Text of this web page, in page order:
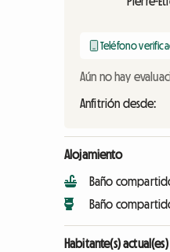
Teléfono
Aún no hay
Anfitrión desde:
Alojamiento
Baño
Baño
Habitante(s)